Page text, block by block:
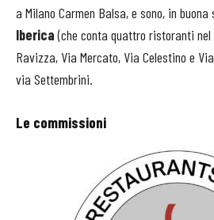
a Milano Carmen Balsa, e sono, in buona
Iberica(che conta quattro ristoranti nel
Ravizza, Via Mercato, Via Celestino e
via Settembrini.
Le commissioni